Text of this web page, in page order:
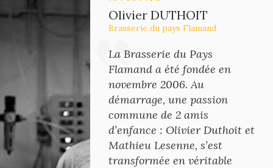
Olivier DUTHOIT
Brasserie du pays Flamand
La Brasserie du Pays
Flamand a été fondée en
novembre 2006. Au
démarrage, une passion
commune de 2 amis
d’enfance : Olivier Duthoit et
Mathieu Lesenne, s’est
transformée en véritable